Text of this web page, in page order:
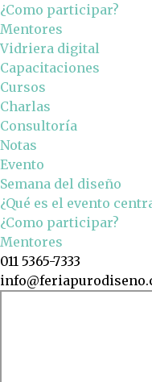
¿Como participar?
Mentores
Vidriera digital
Capacitaciones
Cursos
Charlas
Consultoría
Notas
Evento
Semana del diseño
¿Qué es el evento
¿Como participar?
Mentores
011 5365-7333